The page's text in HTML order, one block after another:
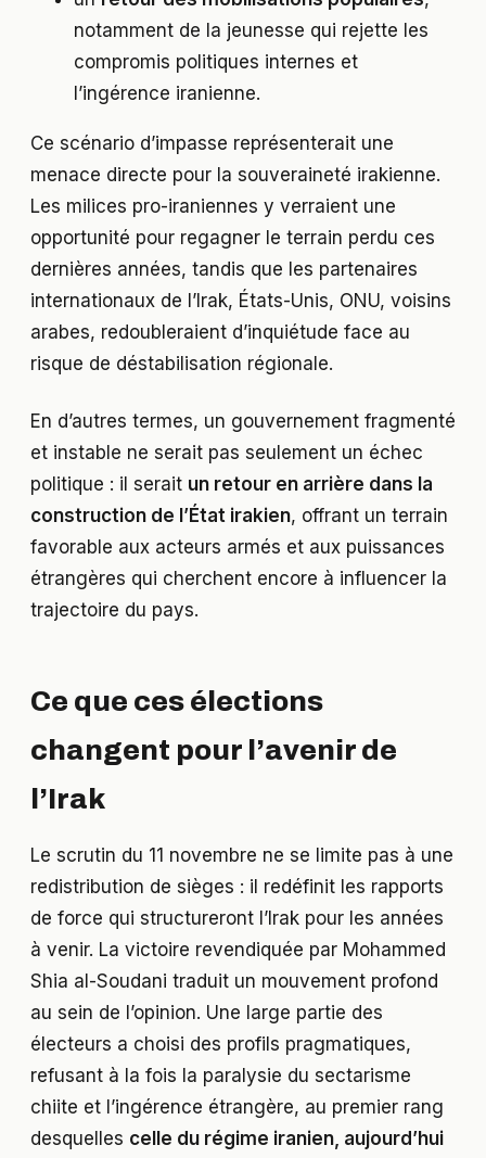
notamment de la jeunesse qui rejette les
compromis politiques internes et
l’ingérence iranienne.
Ce scénario d’impasse représenterait une
menace directe pour la souveraineté irakienne.
Les milices pro-iraniennes y verraient une
opportunité pour regagner le terrain perdu ces
dernières années, tandis que les partenaires
internationaux de l’Irak, États-Unis, ONU, voisins
arabes, redoubleraient d’inquiétude face au
risque de déstabilisation régionale.
En d’autres termes, un gouvernement fragmenté
et instable ne serait pas seulement un échec
politique : il serait un retour en arrière dans la
construction de l’État irakien, offrant un terrain
favorable aux acteurs armés et aux puissances
étrangères qui cherchent encore à influencer la
trajectoire du pays.
Ce que ces élections
changent pour l’avenir de
l’Irak
Le scrutin du 11 novembre ne se limite pas à une
redistribution de sièges : il redéfinit les rapports
de force qui structureront l’Irak pour les années
à venir. La victoire revendiquée par Mohammed
Shia al-Soudani traduit un mouvement profond
au sein de l’opinion. Une large partie des
électeurs a choisi des profils pragmatiques,
refusant à la fois la paralysie du sectarisme
chiite et l’ingérence étrangère, au premier rang
desquelles celle du régime iranien, aujourd’hui